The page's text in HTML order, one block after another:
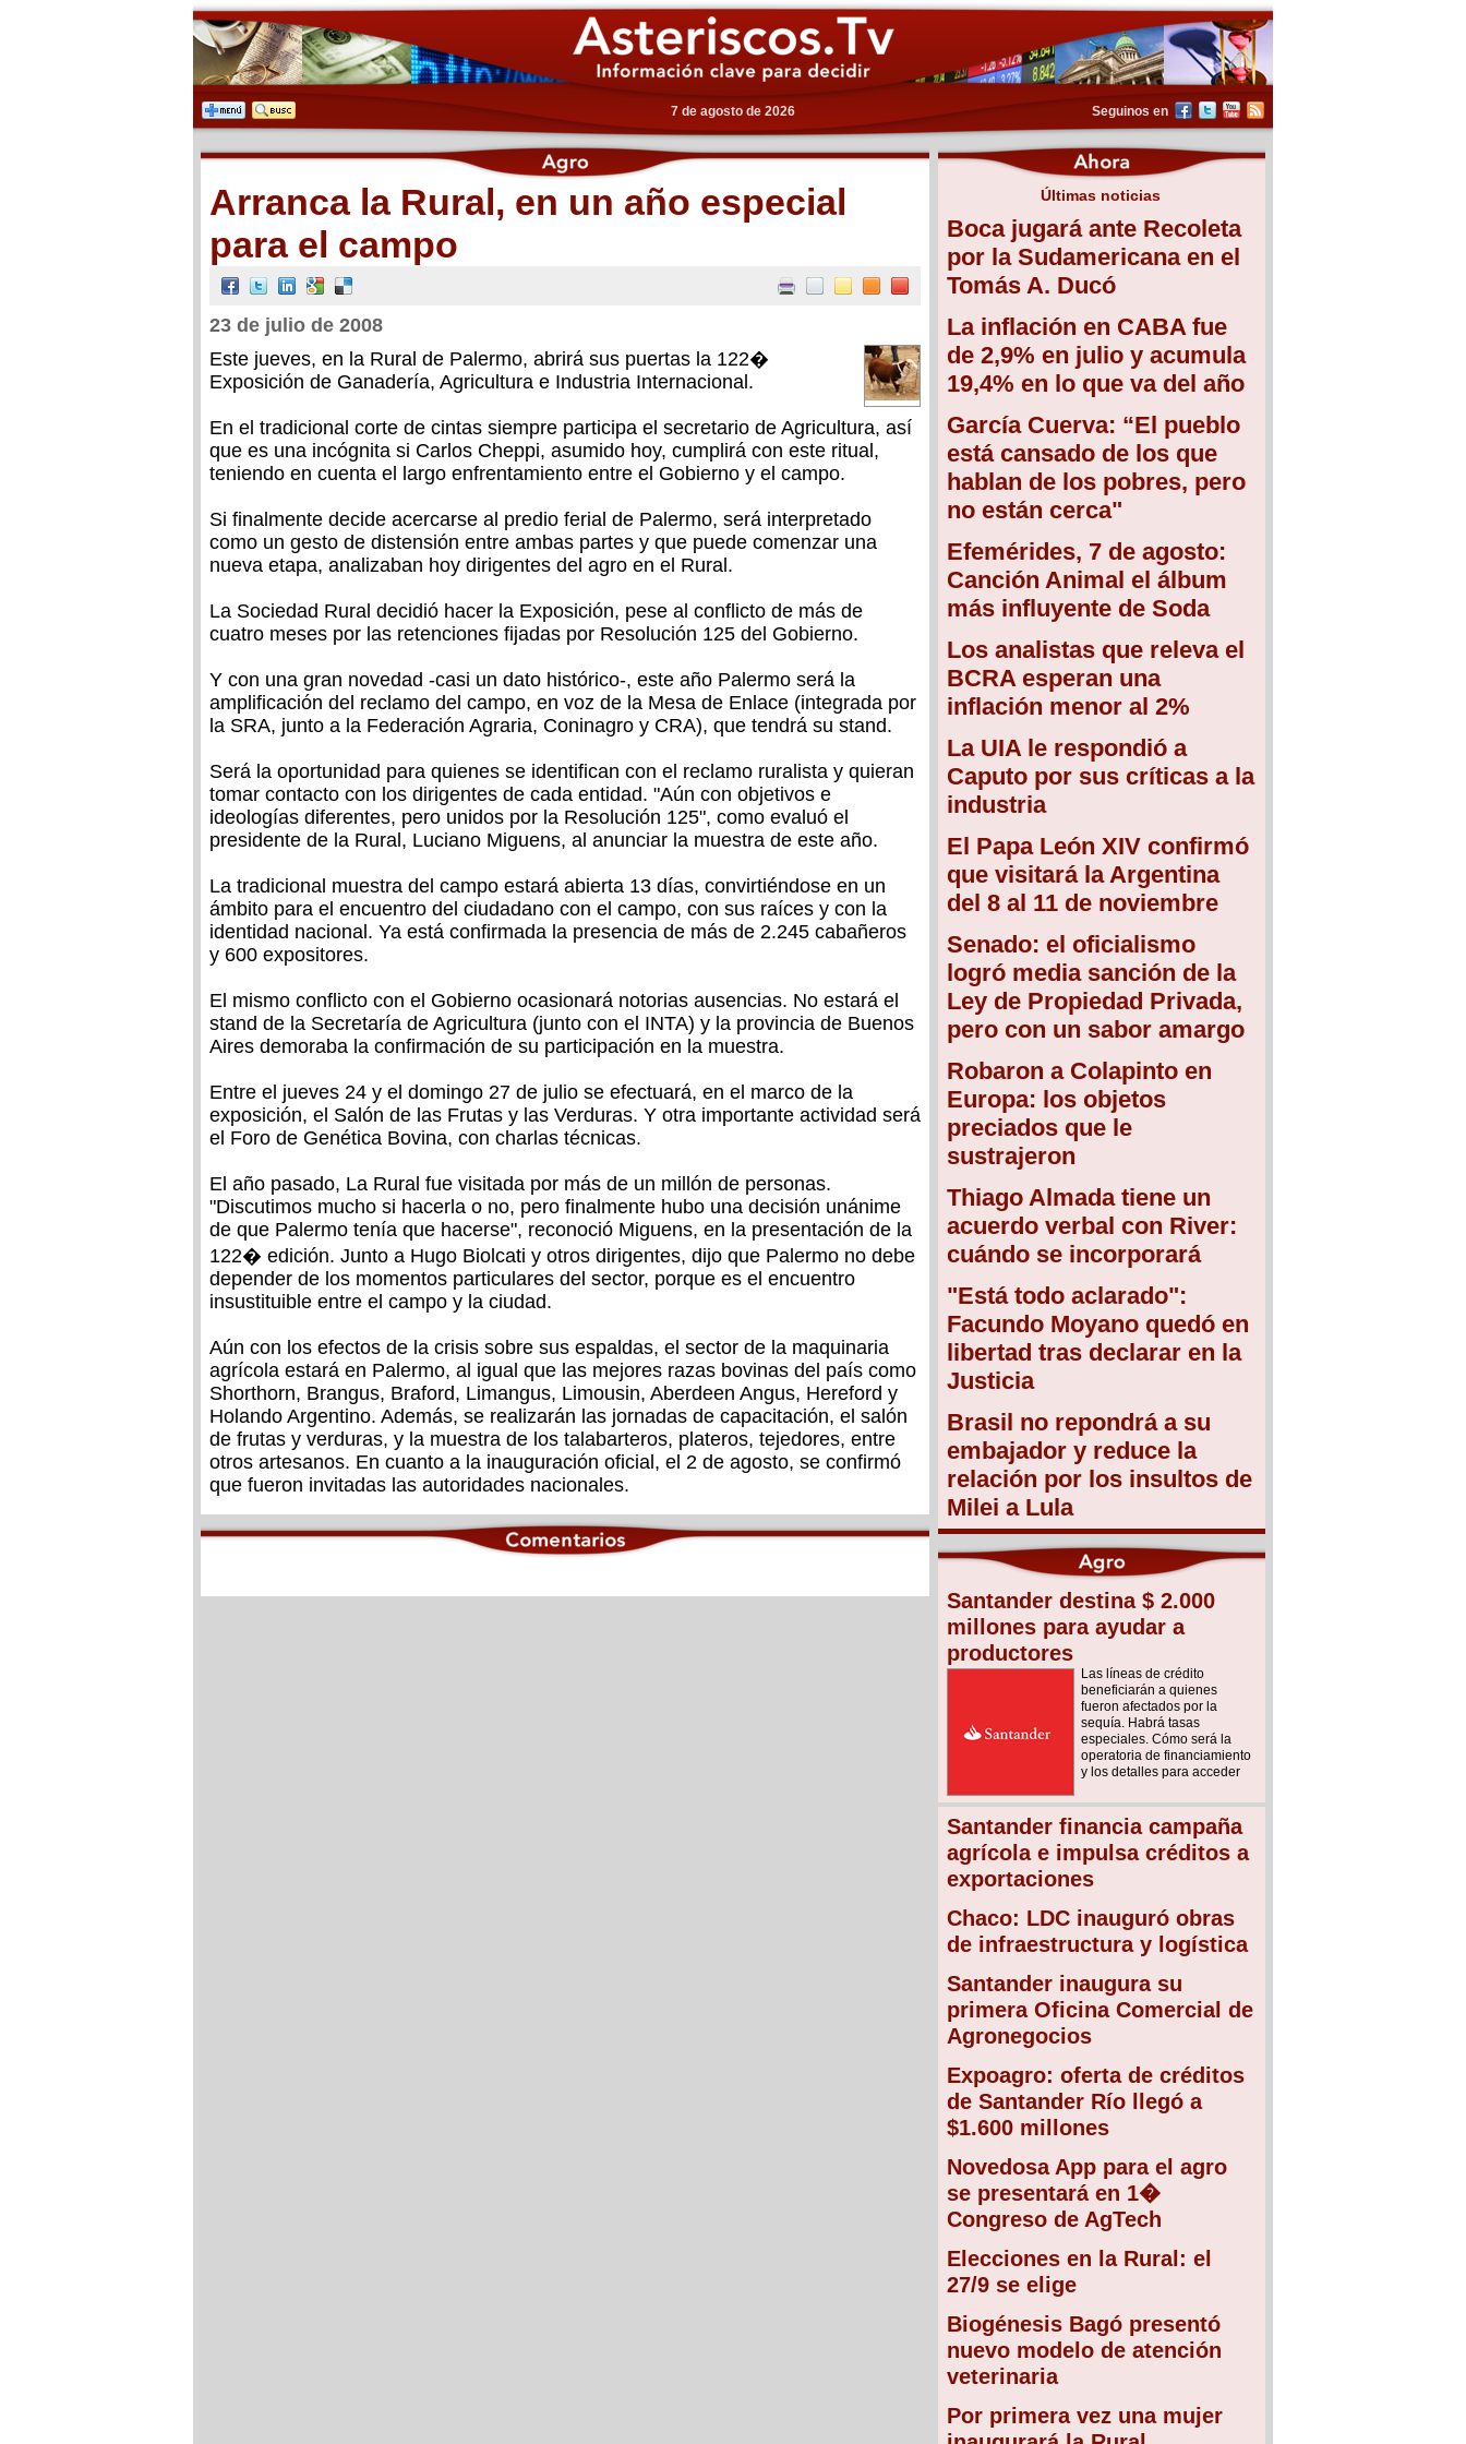
7 de agosto de 2026 Seguinos en
Últimas noticias
Boca jugará ante Recoleta
por la Sudamericana en el
Tomás A. Ducó
La inflación en CABA fue
de 2,9% en julio y acumula
19,4% en lo que va del año
García Cuerva: “El pueblo
está cansado de los que
hablan de los pobres, pero
no están cerca"
Efemérides, 7 de agosto:
Canción Animal el álbum
más influyente de Soda
Los analistas que releva el
BCRA esperan una
inflación menor al 2%
La UIA le respondió a
Caputo por sus críticas a la
industria
El Papa León XIV confirmó
que visitará la Argentina
del 8 al 11 de noviembre
Senado: el oficialismo
logró media sanción de la
Ley de Propiedad Privada,
pero con un sabor amargo
Robaron a Colapinto en
Europa: los objetos
preciados que le
sustrajeron
Thiago Almada tiene un
acuerdo verbal con River:
cuándo se incorporará
"Está todo aclarado":
Facundo Moyano quedó en
libertad tras declarar en la
Justicia
Brasil no repondrá a su
embajador y reduce la
relación por los insultos de
Milei a Lula
Santander destina $ 2.000
millones para ayudar a
productores
Las líneas de crédito
beneficiarán a quienes
fueron afectados por la
sequía. Habrá tasas
especiales. Cómo será la
operatoria de financiamiento
y los detalles para acceder
Santander financia campaña
agrícola e impulsa créditos a
exportaciones
Chaco: LDC inauguró obras
de infraestructura y logística
Santander inaugura su
primera Oficina Comercial de
Agronegocios
Expoagro: oferta de créditos
de Santander Río llegó a
$1.600 millones
Novedosa App para el agro
se presentará en 1�
Congreso de AgTech
Elecciones en la Rural: el
27/9 se elige
Biogénesis Bagó presentó
nuevo modelo de atención
veterinaria
Por primera vez una mujer
Arranca la Rural, en un año especial
para el campo
23 de julio de 2008
Este jueves, en la Rural de Palermo, abrirá sus puertas la 122�
Exposición de Ganadería, Agricultura e Industria Internacional.
En el tradicional corte de cintas siempre participa el secretario de Agricultura, así
que es una incógnita si Carlos Cheppi, asumido hoy, cumplirá con este ritual,
teniendo en cuenta el largo enfrentamiento entre el Gobierno y el campo.
Si finalmente decide acercarse al predio ferial de Palermo, será interpretado
como un gesto de distensión entre ambas partes y que puede comenzar una
nueva etapa, analizaban hoy dirigentes del agro en el Rural.
La Sociedad Rural decidió hacer la Exposición, pese al conflicto de más de
cuatro meses por las retenciones fijadas por Resolución 125 del Gobierno.
Y con una gran novedad -casi un dato histórico-, este año Palermo será la
amplificación del reclamo del campo, en voz de la Mesa de Enlace (integrada por
la SRA, junto a la Federación Agraria, Coninagro y CRA), que tendrá su stand.
Será la oportunidad para quienes se identifican con el reclamo ruralista y quieran
tomar contacto con los dirigentes de cada entidad. "Aún con objetivos e
ideologías diferentes, pero unidos por la Resolución 125", como evaluó el
presidente de la Rural, Luciano Miguens, al anunciar la muestra de este año.
La tradicional muestra del campo estará abierta 13 días, convirtiéndose en un
ámbito para el encuentro del ciudadano con el campo, con sus raíces y con la
identidad nacional. Ya está confirmada la presencia de más de 2.245 cabañeros
y 600 expositores.
El mismo conflicto con el Gobierno ocasionará notorias ausencias. No estará el
stand de la Secretaría de Agricultura (junto con el INTA) y la provincia de Buenos
Aires demoraba la confirmación de su participación en la muestra.
Entre el jueves 24 y el domingo 27 de julio se efectuará, en el marco de la
exposición, el Salón de las Frutas y las Verduras. Y otra importante actividad será
el Foro de Genética Bovina, con charlas técnicas.
El año pasado, La Rural fue visitada por más de un millón de personas.
"Discutimos mucho si hacerla o no, pero finalmente hubo una decisión unánime
de que Palermo tenía que hacerse", reconoció Miguens, en la presentación de la
122� edición. Junto a Hugo Biolcati y otros dirigentes, dijo que Palermo no debe
depender de los momentos particulares del sector, porque es el encuentro
insustituible entre el campo y la ciudad.
Aún con los efectos de la crisis sobre sus espaldas, el sector de la maquinaria
agrícola estará en Palermo, al igual que las mejores razas bovinas del país como
Shorthorn, Brangus, Braford, Limangus, Limousin, Aberdeen Angus, Hereford y
Holando Argentino. Además, se realizarán las jornadas de capacitación, el salón
de frutas y verduras, y la muestra de los talabarteros, plateros, tejedores, entre
otros artesanos. En cuanto a la inauguración oficial, el 2 de agosto, se confirmó
que fueron invitadas las autoridades nacionales.